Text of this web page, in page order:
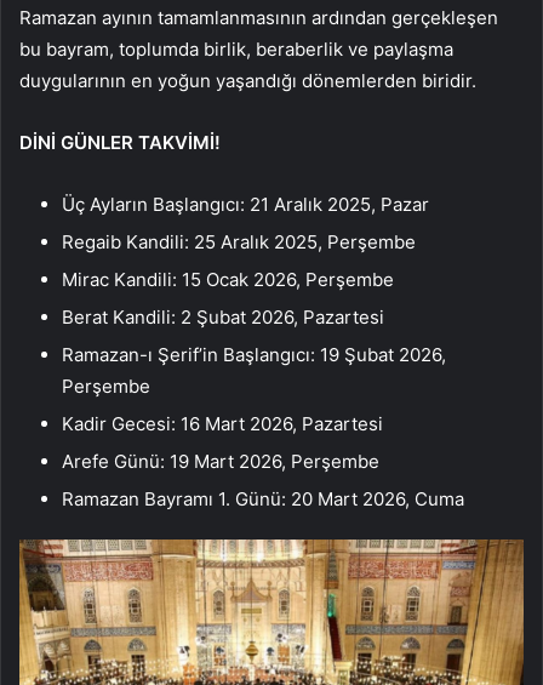
Ramazan ayının tamamlanmasının ardından gerçekleşen
bu bayram, toplumda birlik, beraberlik ve paylaşma
duygularının en yoğun yaşandığı dönemlerden biridir.
DİNİ GÜNLER TAKVİMİ!
Üç Ayların Başlangıcı: 21 Aralık 2025, Pazar
Regaib Kandili: 25 Aralık 2025, Perşembe
Mirac Kandili: 15 Ocak 2026, Perşembe
Berat Kandili: 2 Şubat 2026, Pazartesi
Ramazan-ı Şerif’in Başlangıcı: 19 Şubat 2026,
Perşembe
Kadir Gecesi: 16 Mart 2026, Pazartesi
Arefe Günü: 19 Mart 2026, Perşembe
Ramazan Bayramı 1. Günü: 20 Mart 2026, Cuma